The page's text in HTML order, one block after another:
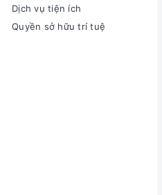
Dịch vụ tiện ích
Quyền sở hữu trí tuệ